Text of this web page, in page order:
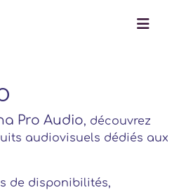
Pro Audio, découvrez
audiovisuels dédiés aux
de disponibilités,